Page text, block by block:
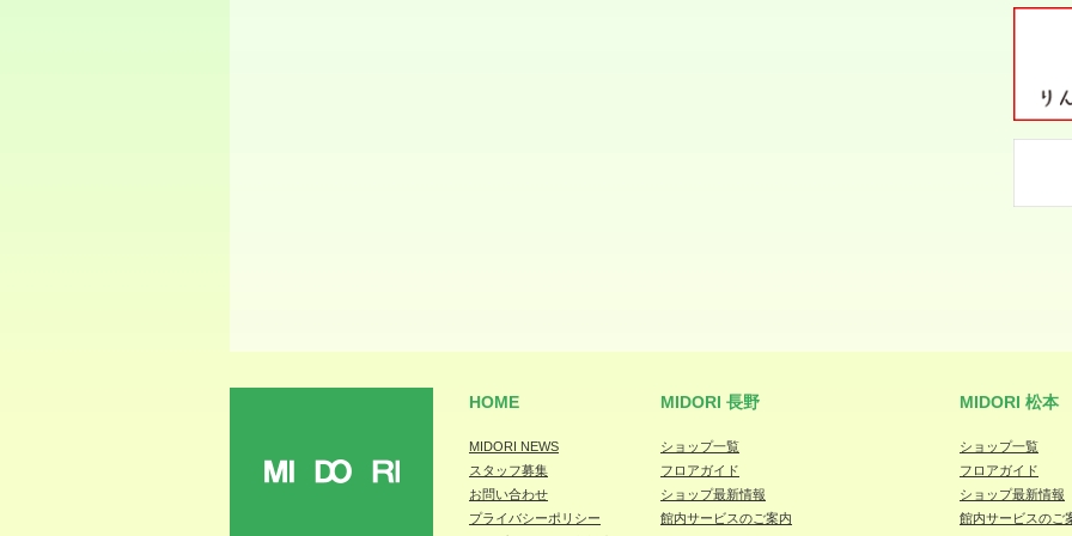
HOME
MIDORI NEWS
スタッフ募集
お問い合わせ
プライバシーポリシー
MIDORI 長野
ショップ一覧
フロアガイド
ショップ最新情報
館内サービスのご案内
MIDORI 松本
ショップ一覧
フロアガイド
ショップ最新情報
館内サービスのご